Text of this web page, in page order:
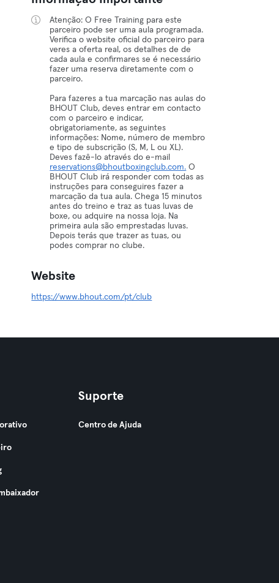
Atenção: O Free Training para este
parceiro pode ser uma aula programada.
Verifica o website oficial do parceiro para
veres a oferta real, os detalhes de de
cada aula e confirmares se é necessário
fazer uma reserva diretamente com o
parceiro.
Para fazeres a tua marcação nas aulas do
BHOUT Club, deves entrar em contacto
com o parceiro e indicar,
obrigatoriamente, as seguintes
informações: Nome, número de membro
e tipo de subscrição (S, M, L ou XL).
Deves fazê-lo através do e-mail
reservations@bhoutboxingclub.com. O
BHOUT Club irá responder com todas as
instruções para conseguires fazer a
marcação da tua aula. Chega 15 minutos
antes do treino e traz as tuas luvas de
boxe, ou adquire na nossa loja. Na
primeira aula são emprestadas luvas.
Depois terás que trazer as tuas, ou
podes comprar no clube.
Website
https://www.bhout.com/pt/club
Suporte
Centro de Ajuda